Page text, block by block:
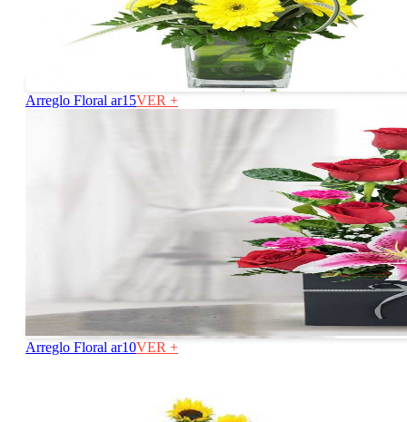
Arreglo Floral ar15VER +
Arreglo Floral ar10VER +